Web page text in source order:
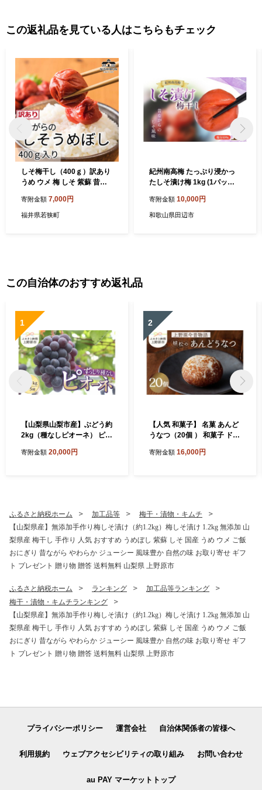
この返礼品を見ている人はこちらもチェック
しそ梅干し（400ｇ）訳あり
うめ ウメ 梅 しそ 紫蘇 昔な
にぎり お茶漬け 訳アリ 福井
県 若狭町
寄附金額 7,000円
福井県若狭町
紀州南高梅 たっぷり浸かっ
たしそ漬け梅 1kg (1パック)
ぼし ウメボシ 梅 うめ ウメ
南高梅 しそ しそ梅 紫蘇 肉厚
寄附金額 10,000円
和歌山県田辺市
この自治体のおすすめ返礼品
1
【山梨県山梨市産】ぶどう約
2kg（種なしピオーネ） ピオ
どう 葡萄 ブドウ 黒ぶどう 果
寄附金額 20,000円
2
【人気 和菓子】 名菓 あんど
うなつ（20個 ） 和菓子 ドー
ーツ あんこ 山梨県産 名菓 あ
寄附金額 16,000円
ふるさと納税ホーム 加工品等
梅干・漬物・キムチ
【山梨県産】無添加手作り梅しそ漬け（約1.2kg）梅しそ漬け 1.2kg 無添加 山
梨県産 梅干し 手作り 人気 おすすめ うめぼし 紫蘇 しそ 国産 うめ ウメ ご飯
おにぎり 昔ながら やわらか ジューシー 風味豊か 自然の味 お取り寄せ ギフ
ト プレゼント 贈り物 贈答 送料無料 山梨県 上野原市
ふるさと納税ホーム ランキング
加工品等ランキング
梅干・漬物・キムチランキング
【山梨県産】無添加手作り梅しそ漬け（約1.2kg）梅しそ漬け 1.2kg 無添加 山
梨県産 梅干し 手作り 人気 おすすめ うめぼし 紫蘇 しそ 国産 うめ ウメ ご飯
おにぎり 昔ながら やわらか ジューシー 風味豊か 自然の味 お取り寄せ ギフ
ト プレゼント 贈り物 贈答 送料無料 山梨県 上野原市
プライバシーポリシー 運営会社 自治体関係者の皆様へ
利用規約 ウェブアクセシビリティの取り組み お問い合わせ
au PAY マーケットトップ